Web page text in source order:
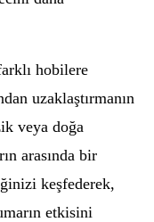
hobilere
uzaklaştırmanın
veya doğa
arasında bir
keşfederek,
etkisini